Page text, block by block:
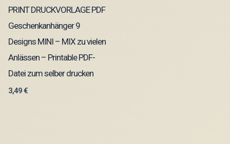
PRINT DRUCKVORLAGE PDF
Geschenkanhänger 9
Designs MINI – MIX zu vielen
Anlässen – Printable PDF-
Datei zum selber drucken
3,49€